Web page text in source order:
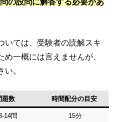
いては、受験者の読解スキ
一概には言えませんが、
。
題数 時間配分の目安
14問 15分